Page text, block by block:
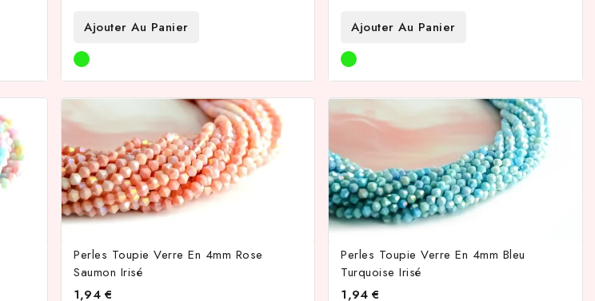
Ajouter Au Panier
Ajouter Au Panier
Perles Toupie Verre En 4mm Rose
Saumon Irisé
1,94 €
Perles Toupie Verre En 4mm Bleu
Turquoise Irisé
1,94 €